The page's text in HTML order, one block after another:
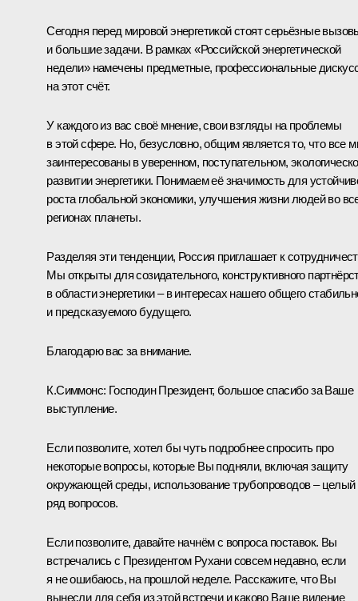
Сегодня перед мировой энергетикой стоят серьёзные
и большие задачи. В рамках «Российской энергетической
недели» намечены предметные, профессиональные
на этот счёт.
У каждого из вас своё мнение, свои взгляды на проблемы
в этой сфере. Но, безусловно, общим является то, что все
заинтересованы в уверенном, поступательном,
развитии энергетики. Понимаем её значимость для
роста глобальной экономики, улучшения жизни людей во
регионах планеты.
Разделяя эти тенденции, Россия приглашает к
Мы открыты для созидательного, конструктивного
в области энергетики – в интересах нашего общего
и предсказуемого будущего.
Благодарю вас за внимание.
К.Симмонс: Господин Президент, большое спасибо за Ваше
выступление.
Если позволите, хотел бы чуть подробнее спросить про
некоторые вопросы, которые Вы подняли, включая защиту
окружающей среды, использование трубопроводов – целый
ряд вопросов.
Если позволите, давайте начнём с вопроса поставок. Вы
встречались с Президентом Рухани совсем недавно, если
я не ошибаюсь, на прошлой неделе. Расскажите, что Вы
вынесли для себя из этой встречи и каково Ваше видение